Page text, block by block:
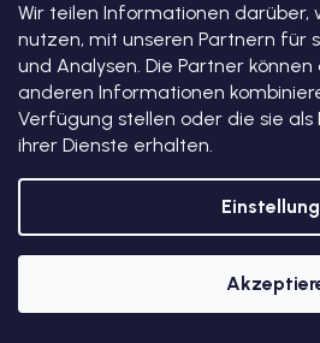
Wir teilen Informationen darüber,
nutzen, mit unseren Partnern für
und Analysen. Die Partner
anderen Informationen
Verfügung stellen oder die sie als
ihrer Dienste erhalten.
5 % RABATT AUF DEN